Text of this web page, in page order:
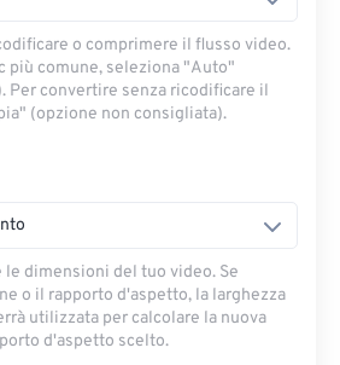
o comprimere il flusso video.
più comune, seleziona "Auto"
Per convertire senza ricodificare il
(opzione non consigliata).
le dimensioni del tuo video. Se
o il rapporto d'aspetto, la larghezza
utilizzata per calcolare la nuova
d'aspetto scelto.